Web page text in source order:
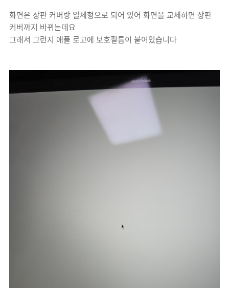
화면은 상판 커버랑 일체형으로 되어 있어 화면을 교체하면 상판
커버까지 바뀌는데요
그래서 그런지 애플 로고에 보호필름이 붙어있습니다